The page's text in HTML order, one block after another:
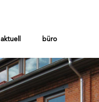
aktuell büro